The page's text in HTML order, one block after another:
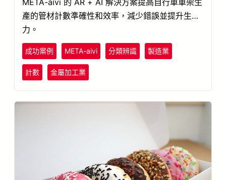
產的管材計數準確性和效率，減少錯誤並提升生產
力。
成功案例 META-aivi 分類辨識 製造業
計數 金屬加工業